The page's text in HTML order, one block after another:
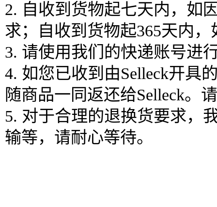
2. 自收到货物起七天内，如
求；自收到货物起365天内
3. 请使用我们的快递账号进
4. 如您已收到由Selleck开具
随商品一同返还给Selleck。
5. 对于合理的退换货要求，
输等，请耐心等待。